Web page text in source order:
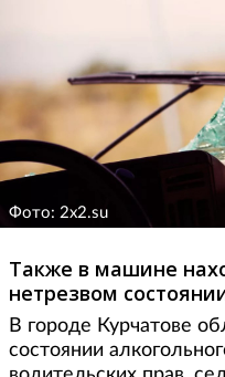
Фото: 2x2.su
Также в машине
нетрезвом
В городе Курчатове
состоянии